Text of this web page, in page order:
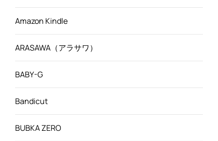
Amazon Kindle
ARASAWA（アラサワ）
BABY-G
Bandicut
BUBKA ZERO